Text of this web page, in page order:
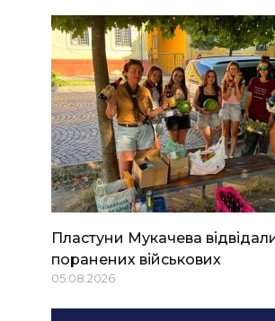
Пластуни Мукачева
поранених військових
05.08.2026